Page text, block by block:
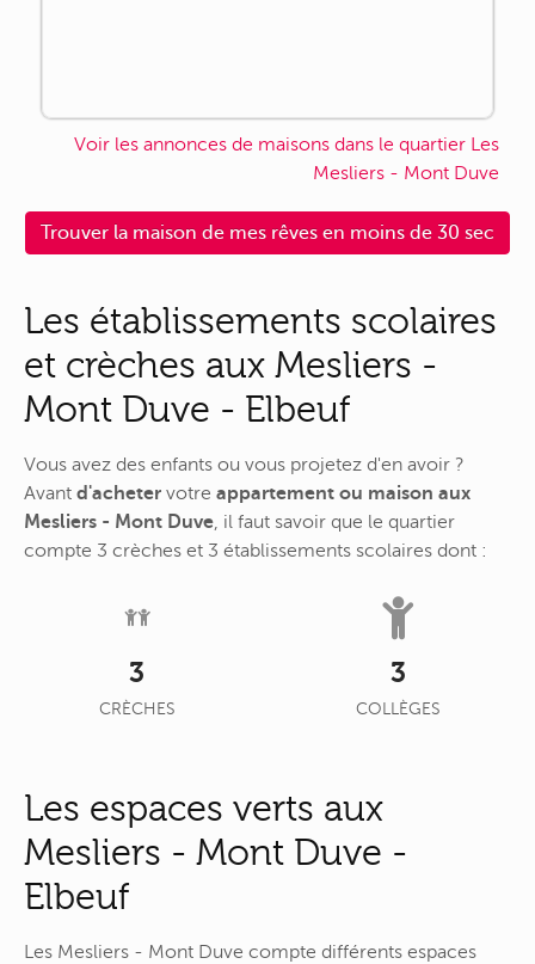
Voir les annonces de maisons dans le quartier Les
Mesliers - Mont Duve
Trouver la maison de mes rêves en moins de 30 sec
Les établissements scolaires
et crèches aux Mesliers -
Mont Duve - Elbeuf
Vous avez des enfants ou vous projetez d'en avoir ?
Avant d'acheter votre appartement ou maison aux
Mesliers - Mont Duve, il faut savoir que le quartier
compte 3 crèches et 3 établissements scolaires dont :
3
CRÈCHES
3
COLLÈGES
Les espaces verts aux
Mesliers - Mont Duve -
Elbeuf
Les Mesliers - Mont Duve compte différents espaces